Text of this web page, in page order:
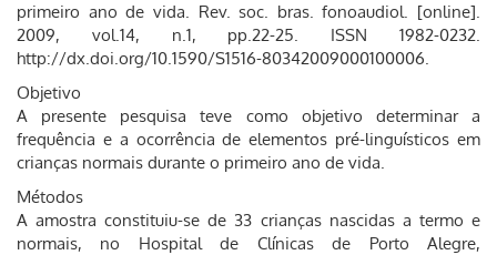
primeiro ano de vida. Rev. soc. bras. fonoaudiol. [online].
2009, vol.14, n.1, pp.22-25. ISSN 1982-0232.
http://dx.doi.org/10.1590/S1516-80342009000100006.
Objetivo
A presente pesquisa teve como objetivo determinar a
frequência e a ocorrência de elementos pré-linguísticos em
crianças normais durante o primeiro ano de vida.
Métodos
A amostra constituiu-se de 33 crianças nascidas a termo e
normais, no Hospital de Clínicas de Porto Alegre,